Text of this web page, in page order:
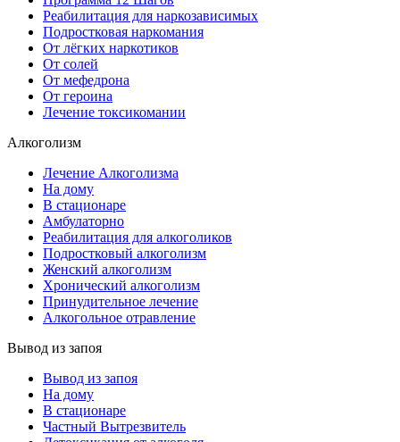
Реабилитация для наркозависимых
Подростковая наркомания
От лёгких наркотиков
От солей
От мефедрона
От героина
Лечение токсикомании
Алкоголизм
Лечение Алкоголизма
На дому
В стационаре
Амбулаторно
Реабилитация для алкоголиков
Подростковый алкоголизм
Женский алкоголизм
Хронический алкоголизм
Принудительное лечение
Алкогольное отравление
Вывод из запоя
Вывод из запоя
На дому
В стационаре
Частный Вытрезвитель